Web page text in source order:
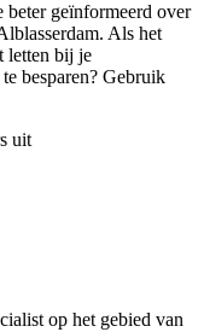
beter geïnformeerd over
Als het
letten bij je
besparen? Gebruik
uit
op het gebied van